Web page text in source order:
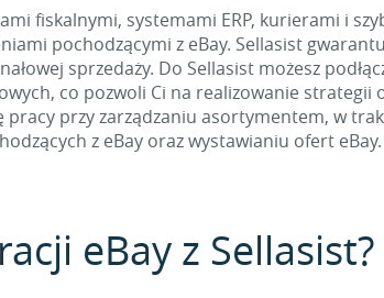
fiskalnymi, systemami ERP, kurierami i
pochodzącymi z eBay. Sellasist
sprzedaży. Do Sellasist możesz
co pozwoli Ci na realizowanie strategii
pracy przy zarządzaniu asortymentem, w
z eBay oraz wystawianiu ofert eBay.
eBay z Sellasist?